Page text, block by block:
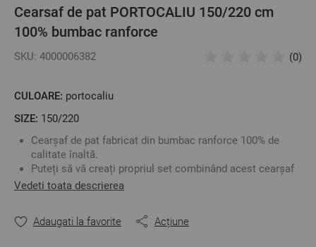
Cearsaf de pat PORTOCALIU 150/220 cm
100% bumbac ranforce
SKU: 4000006382 (0)
CULOARE: portocaliu
SIZE: 150/220
Cearșaf de pat fabricat din bumbac ranforce 100% de
calitate înaltă.
Puteți să vă creați propriul set combinând acest cearșaf
de pat cu oricare față de pernă sau cearșaf de pilotă în
Culoare: Portocaliu
Vedeti toata descrierea
Adaugati la favorite Acțiune